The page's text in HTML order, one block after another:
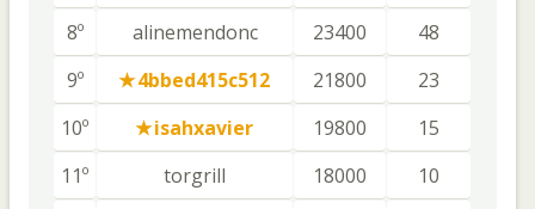
8º
alinemendonc 23400
48
9º
4bbed415c512 21800
23
10º
isahxavier 19800
15
11º
torgrill 18000
10